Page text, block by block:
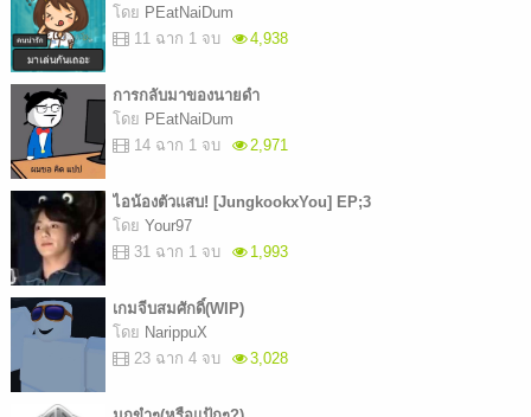
โดย PEatNaiDum
11 ฉาก 1 จบ
4,938
การกลับมาของนายดำ
โดย PEatNaiDum
14 ฉาก 1 จบ
2,971
ไอน้องตัวแสบ! [JungkookxYou] EP;3
โดย Your97
31 ฉาก 1 จบ
1,993
เกมจีบสมศักดิ์(WIP)
โดย NarippuX
23 ฉาก 4 จบ
3,028